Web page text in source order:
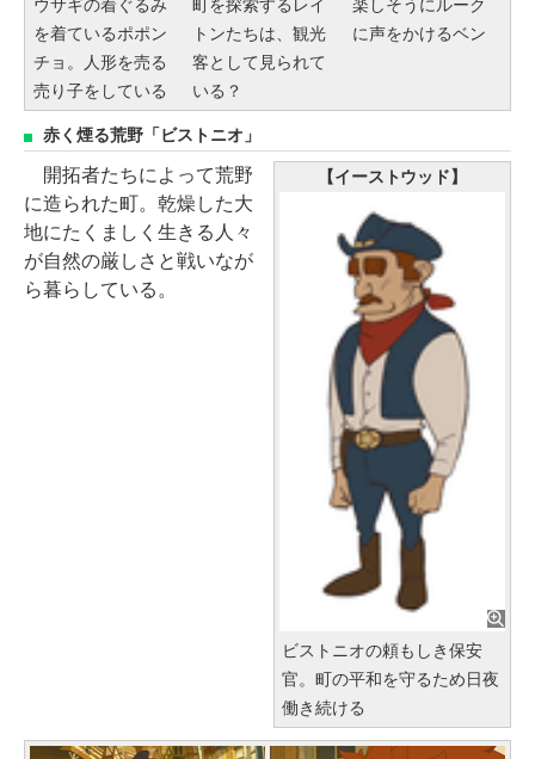
ウサギの着ぐるみ
を着ているポポン
チョ。人形を売る
売り子をしている
町を探索するレイ
トンたちは、観光
客として見られて
いる？
楽しそうにルーク
に声をかけるベン
赤く煙る荒野「ビストニオ」
【イーストウッド】
ビストニオの頼もしき保安
官。町の平和を守るため日夜
働き続ける
開拓者たちによって荒野
に造られた町。乾燥した大
地にたくましく生きる人々
が自然の厳しさと戦いなが
ら暮らしている。